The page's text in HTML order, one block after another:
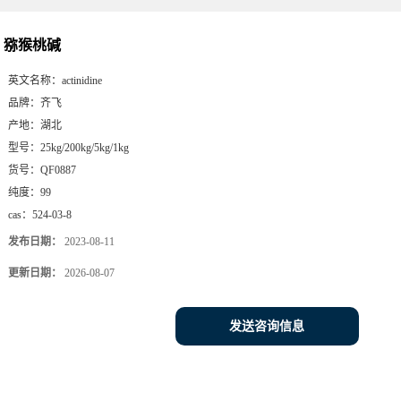
猕猴桃碱
英文名称： actinidine
品牌： 齐飞
产地： 湖北
型号： 25kg/200kg/5kg/1kg
货号： QF0887
纯度： 99
cas： 524-03-8
发布日期： 2023-08-11
更新日期： 2026-08-07
发送咨询信息